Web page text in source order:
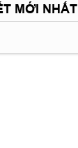
MỚI NHẤT